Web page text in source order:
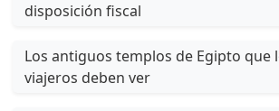
disposición fiscal
Los antiguos templos de Egipto que
viajeros deben ver